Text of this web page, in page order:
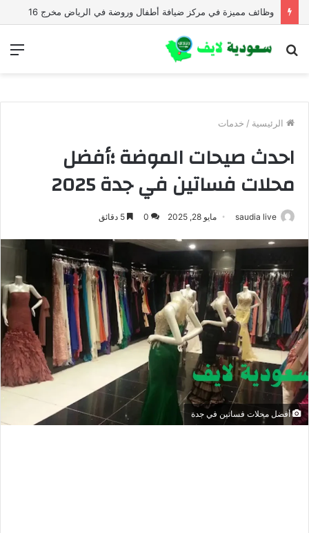
وظائف مميزة في مركز ضيافة أطفال وروضة في الرياض مخرج 16
بحث
الرئيسية / خدمات
احدث صيحات الموضة ؛أفضل
محلات فساتين في جدة 2025
saudia live مايو 28, 2025 0
أفضل محلات فساتين في جدة